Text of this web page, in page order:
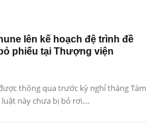
lên kế hoạch đệ trình đề
phiếu tại Thượng viện
thông qua trước kỳ nghỉ tháng Tám
này chưa bị bỏ rơi....